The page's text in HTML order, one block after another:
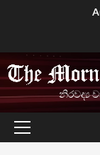
නිරවද්‍ය
Primary